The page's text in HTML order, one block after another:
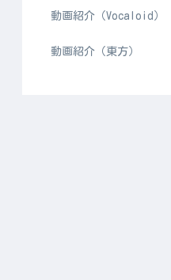
動画紹介（Vocaloid）
動画紹介（東方）